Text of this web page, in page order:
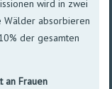
wird in zwei
Wälder absorbieren
dergesamten
an Frauen